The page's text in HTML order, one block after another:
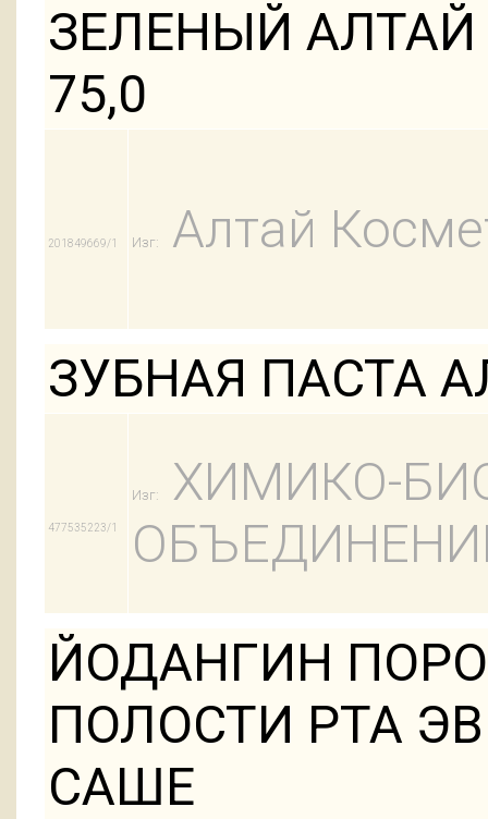
ЗЕЛЕНЫЙ
75,0
201849669/1 Изг: Алтай
ЗУБНАЯ ПАСТА
477535223/1
Изг:
ХИМИКО-
ЙОДАНГИН
ПОЛОСТИ РТА
САШЕ